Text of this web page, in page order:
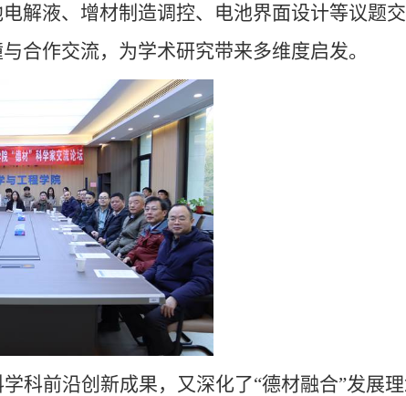
解液、增材制造调控、电池界面设计等议题
合作交流，为学术研究带来多维度启发。
科前沿创新成果，又深化了“德材融合”发展